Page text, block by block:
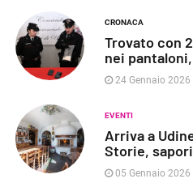
CRONACA
Trovato con
nei
24 Gennaio 2026
EVENTI
Arriva a
Storie,
05 Gennaio 2026